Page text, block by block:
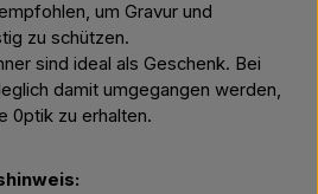
um Gravur und
zu schützen.
sind ideal als Geschenk. Bei
damit umgegangen werden,
0ptik zu erhalten.